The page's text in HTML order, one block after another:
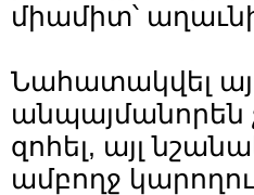
միամիտ՝
Նահատակվել
անպայմանորեն
զոհել, այլ
ամբողջ